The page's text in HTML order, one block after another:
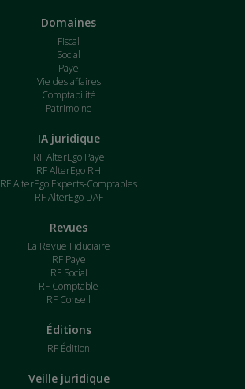
Domaines
Fiscal
Social
Paye
Vie des affaires
Comptabilité
Patrimoine
IA juridique
RF AlterEgo Paye
RF AlterEgo RH
RF AlterEgo Experts-Comptables
RF AlterEgo DAF
Revues
La Revue Fiduciaire
RF Paye
RF Social
RF Comptable
RF Conseil
Éditions
RF Édition
Veille juridique